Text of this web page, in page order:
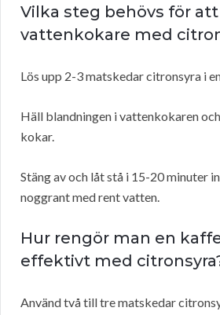
Vilka steg behövs för
vattenkokare med
Lös upp 2-3 matskedar citronsyra i
Häll blandningen i vattenkokaren
kokar.
Stäng av och låt stå i 15-20 minuter
noggrant med rent vatten.
Hur rengör man en
effektivt med
Använd två till tre matskedar